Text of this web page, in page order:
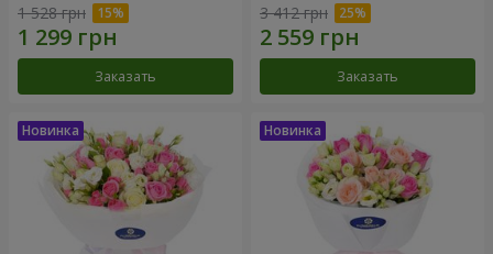
1 528 грн
Заказать
3 412 грн
Заказать